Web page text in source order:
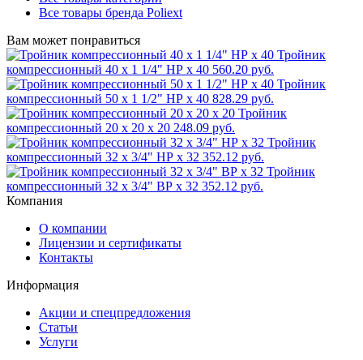
Все товары бренда Poliext
Вам может понравиться
Тройник
компрессионный 40 x 1 1/4" НР x 40 560.20 руб.
Тройник
компрессионный 50 x 1 1/2" НР x 40 828.29 руб.
Тройник
компрессионный 20 x 20 x 20 248.09 руб.
Тройник
компрессионный 32 x 3/4" НР x 32 352.12 руб.
Тройник
компрессионный 32 x 3/4" ВР x 32 352.12 руб.
Компания
О компании
Лицензии и сертификаты
Контакты
Информация
Акции и спецпредложения
Статьи
Услуги